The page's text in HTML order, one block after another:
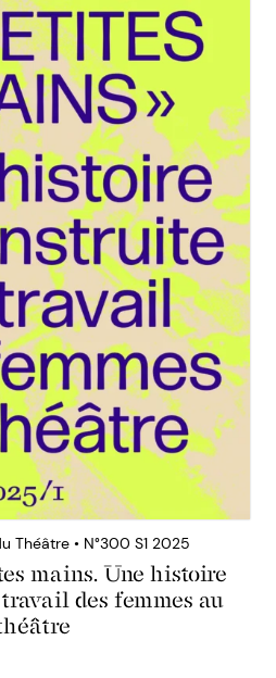
Théâtre • N°300 S1 2025
mains. Une histoire
des femmes au